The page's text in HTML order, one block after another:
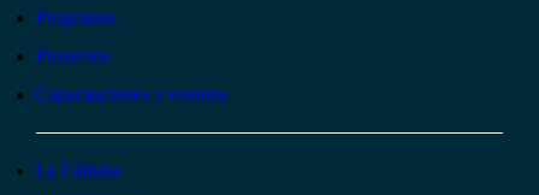
Programas
Proyectos
Capacitaciones y eventos
La Cámara